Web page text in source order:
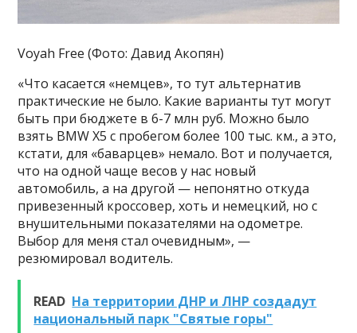
Voyah Free (Фото: Давид Акопян)
«Что касается «немцев», то тут альтернатив
практические не было. Какие варианты тут могут
быть при бюджете в 6-7 млн руб. Можно было
взять BMW X5 с пробегом более 100 тыс. км., а это,
кстати, для «баварцев» немало. Вот и получается,
что на одной чаще весов у нас новый
автомобиль, а на другой — непонятно откуда
привезенный кроссовер, хоть и немецкий, но с
внушительными показателями на одометре.
Выбор для меня стал очевидным», —
резюмировал водитель.
READ На территории ДНР и ЛНР создадут
национальный парк "Святые горы"